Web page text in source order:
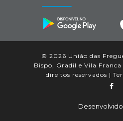
© 2026 União das
Bispo, Gradil e Vila Franca
direitos reservados |